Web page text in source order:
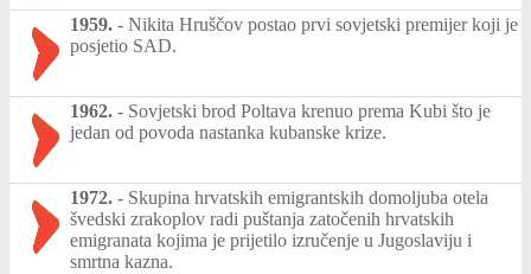
1959. - Nikita Hruščov postao prvi sovjetski premijer koji je
posjetio SAD.
1962. - Sovjetski brod Poltava krenuo prema Kubi što je
jedan od povoda nastanka kubanske krize.
1972. - Skupina hrvatskih emigrantskih domoljuba otela
švedski zrakoplov radi puštanja zatočenih hrvatskih
emigranata kojima je prijetilo izručenje u Jugoslaviju i
smrtna kazna.